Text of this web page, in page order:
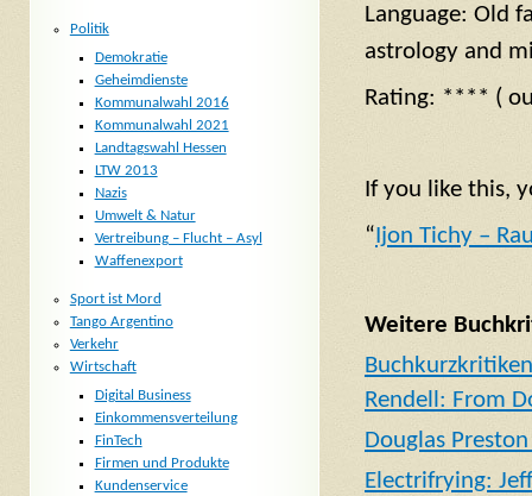
Language: Old
astrology and
Rating: **** (
If you like this,
“ Ijon Tichy –
Weitere
Buchkurzkritiken
Rendell: From
Douglas
Electrifrying:
Politik
Demokratie
Geheimdienste
Kommunalwahl 2016
Kommunalwahl 2021
Landtagswahl Hessen
LTW 2013
Nazis
Umwelt & Natur
Vertreibung – Flucht – Asyl
Waffenexport
Sport ist Mord
Tango Argentino
Verkehr
Wirtschaft
Digital Business
Einkommensverteilung
FinTech
Firmen und Produkte
Kundenservice